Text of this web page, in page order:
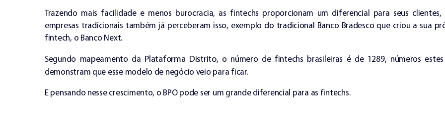
Trazendo mais facilidade e menos burocracia, as fintechs proporcionam um diferencial para seus clientes,
empresas tradicionais também já perceberam isso, exemplo do tradicional Banco Bradesco que criou a sua
fintech, o Banco Next.
Segundo mapeamento da Plataforma Distrito, o número de fintechs brasileiras é de 1289, números
demonstram que esse modelo de negócio veio para ficar.
E pensando nesse crescimento, o BPO pode ser um grande diferencial para as fintechs.